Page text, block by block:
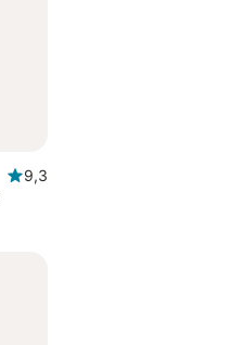
9,3